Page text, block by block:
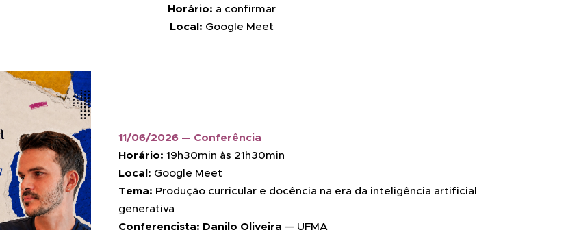
Horário: a confirmar
Local: Google Meet
11/06/2026 — Conferência
Horário: 19h30min às 21h30min
Local: Google Meet
Tema: Produção curricular e docência na era da inteligência artificial
generativa
Conferencista: Danilo Oliveira — UFMA